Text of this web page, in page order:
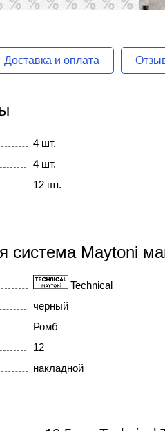
Доставка и оплата
4 шт.
4 шт.
12 шт.
система Maytoni
Technical
черный
Ромб
12
накладной